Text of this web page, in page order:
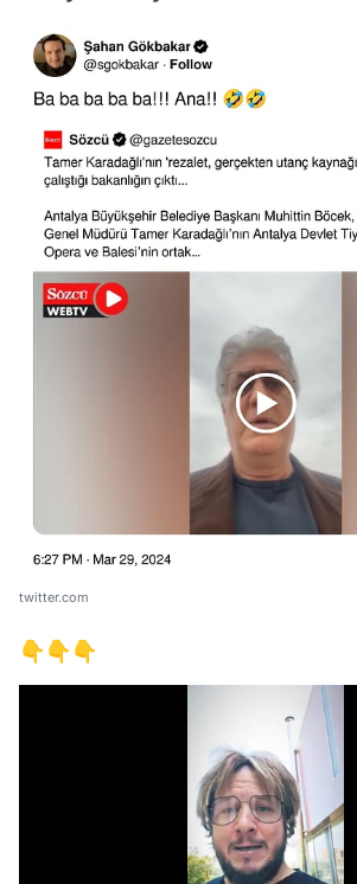
twitter.com
👇👇👇